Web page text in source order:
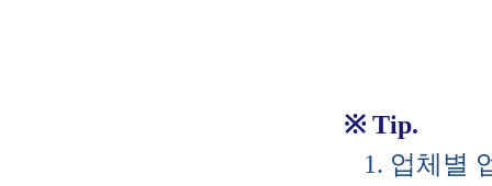
※ Tip.
1. 업체별